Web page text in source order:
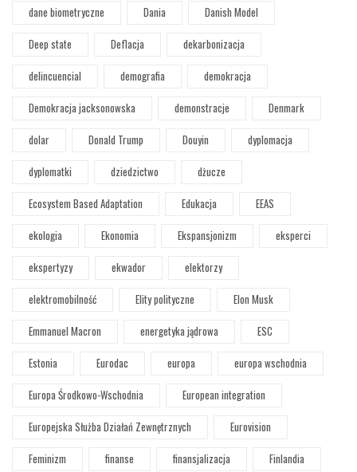
dane biometryczne Dania
Danish Model
Deep state
Deflacja
dekarbonizacja
delincuencial
demografia
demokracja
Demokracja jacksonowska
demonstracje
Denmark
dolar
Donald Trump Douyin
dyplomacja
dyplomatki
dziedzictwo
dżucze
Ecosystem Based Adaptation
Edukacja
EEAS
ekologia
Ekonomia Ekspansjonizm
eksperci
ekspertyzy
ekwador
elektorzy
elektromobilność
Elity polityczne
Elon Musk
Emmanuel Macron
energetyka jądrowa
ESC
Estonia
Eurodac europa
europa wschodnia
Europa Środkowo-Wschodnia
European integration
Europejska Służba Działań Zewnętrznych
Eurovision
Feminizm
finanse finansjalizacja
Finlandia